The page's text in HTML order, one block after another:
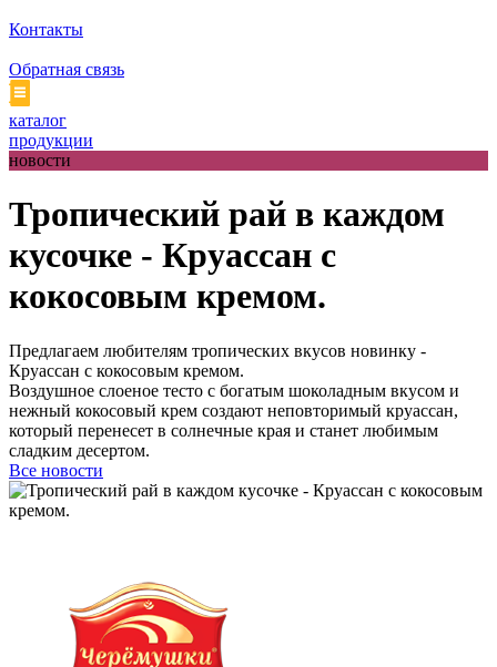
Контакты
Обратная связь
каталог
продукции
новости
Тропический рай в каждом
кусочке - Круассан с
кокосовым кремом.
Предлагаем любителям тропических вкусов новинку -
Круассан с кокосовым кремом.
Воздушное слоеное тесто с богатым шоколадным вкусом и
нежный кокосовый крем создают неповторимый круассан,
который перенесет в солнечные края и станет любимым
сладким десертом.
Все новости